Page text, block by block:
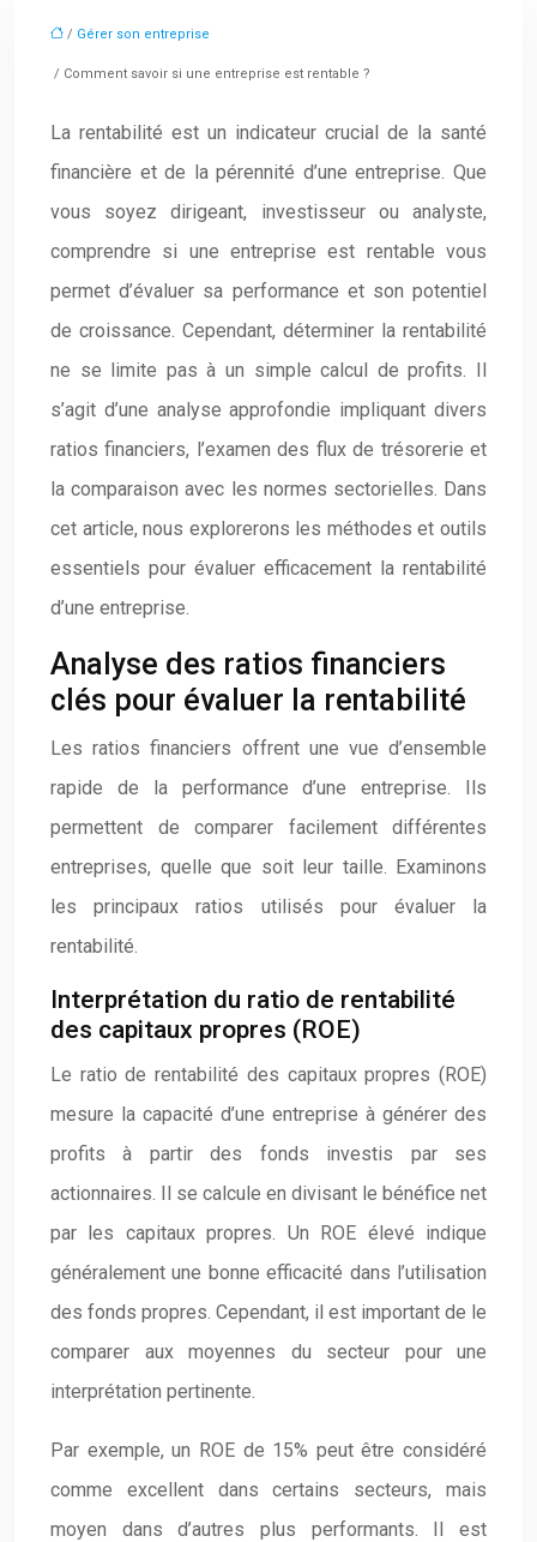
/ Gérer son entreprise
/ Comment savoir si une entreprise est rentable ?
La rentabilité est un indicateur crucial de la santé
financière et de la pérennité d’une entreprise. Que
vous soyez dirigeant, investisseur ou analyste,
comprendre si une entreprise est rentable vous
permet d’évaluer sa performance et son potentiel
de croissance. Cependant, déterminer la rentabilité
ne se limite pas à un simple calcul de profits. Il
s’agit d’une analyse approfondie impliquant divers
ratios financiers, l’examen des flux de trésorerie et
la comparaison avec les normes sectorielles. Dans
cet article, nous explorerons les méthodes et outils
essentiels pour évaluer efficacement la rentabilité
d’une entreprise.
Analyse des ratios financiers
clés pour évaluer la rentabilité
Les ratios financiers offrent une vue d’ensemble
rapide de la performance d’une entreprise. Ils
permettent de comparer facilement différentes
entreprises, quelle que soit leur taille. Examinons
les principaux ratios utilisés pour évaluer la
rentabilité.
Interprétation du ratio de rentabilité
des capitaux propres (ROE)
Le ratio de rentabilité des capitaux propres (ROE)
mesure la capacité d’une entreprise à générer des
profits à partir des fonds investis par ses
actionnaires. Il se calcule en divisant le bénéfice net
par les capitaux propres. Un ROE élevé indique
généralement une bonne efficacité dans l’utilisation
des fonds propres. Cependant, il est important de le
comparer aux moyennes du secteur pour une
interprétation pertinente.
Par exemple, un ROE de 15% peut être considéré
comme excellent dans certains secteurs, mais
moyen dans d’autres plus performants. Il est